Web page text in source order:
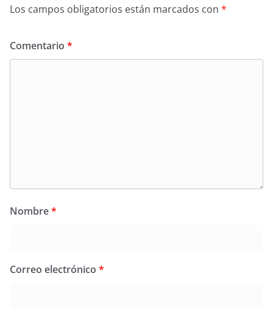
Los campos obligatorios están marcados con *
Comentario *
Nombre*
Correo electrónico *